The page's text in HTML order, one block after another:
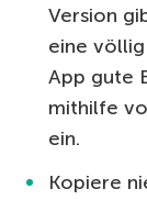
Version
eine
App gute
mithilfe
ein.
Kopiere